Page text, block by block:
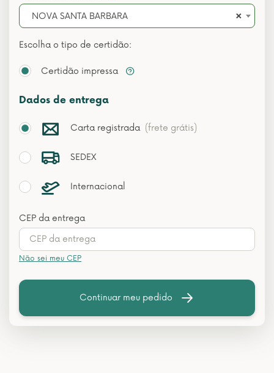
×
NOVA SANTA BARBARA
Escolha o tipo de certidão:
Certidão impressa
Dados de entrega
Carta registrada (frete grátis)
SEDEX
Internacional
CEP da entrega
Não sei meu CEP
Continuar meu pedido